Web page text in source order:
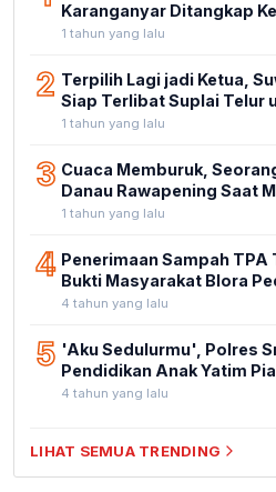
Karanganyar Ditangkap
1 tahun yang lalu
2 Terpilih Lagi jadi Ketua,
Siap Terlibat Suplai Telur
1 tahun yang lalu
3 Cuaca Memburuk,
Danau Rawapening Saat
1 tahun yang lalu
4 Penerimaan Sampah TPA
Bukti Masyarakat Blora
4 tahun yang lalu
5 'Aku Sedulurmu', Polres
Pendidikan Anak Yatim
4 tahun yang lalu
LIHAT SEMUA TRENDING